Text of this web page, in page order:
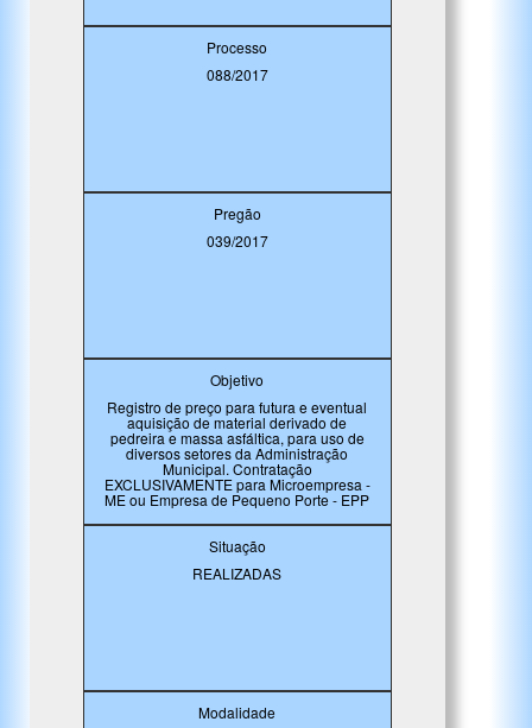
Processo
088/2017
Pregão
039/2017
Objetivo
Registro de preço para futura e eventual
aquisição de material derivado de
pedreira e massa asfáltica, para uso de
diversos setores da Administração
Municipal. Contratação
EXCLUSIVAMENTE para Microempresa -
ME ou Empresa de Pequeno Porte - EPP
Situação
REALIZADAS
Modalidade